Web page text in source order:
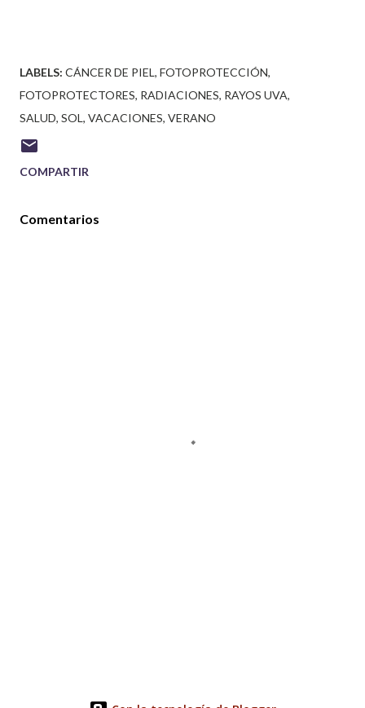
LABELS: CÁNCER DE PIEL FOTOPROTECCIÓN
FOTOPROTECTORES RADIACIONES RAYOS UVA
SALUD SOL VACACIONES VERANO
COMPARTIR
Comentarios